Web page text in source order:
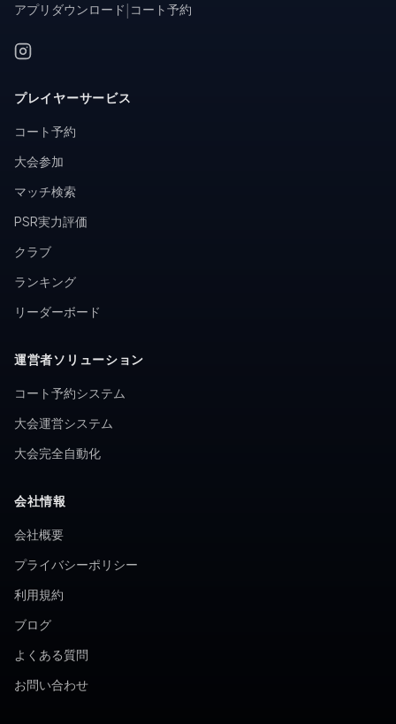
アプリダウンロード コート予約
プレイヤーサービス
コート予約
大会参加
マッチ検索
PSR実力評価
クラブ
ランキング
リーダーボード
運営者ソリューション
コート予約システム
大会運営システム
大会完全自動化
会社情報
会社概要
プライバシーポリシー
利用規約
ブログ
よくある質問
お問い合わせ